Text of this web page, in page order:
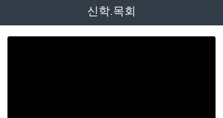
신학.목회